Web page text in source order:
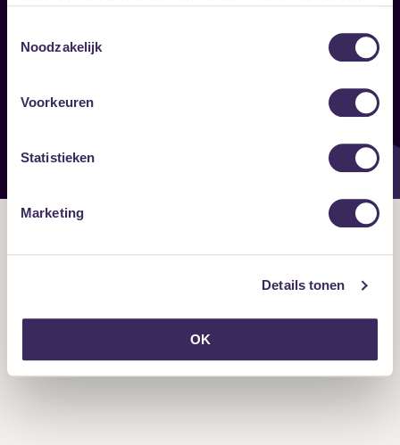
Noodzakelijk
Voorkeuren
Statistieken
Marketing
Details tonen
OK
Onze nieuwsbrief ontvangen?